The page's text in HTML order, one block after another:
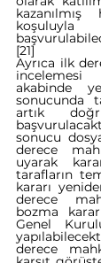
[21]
Ayrıca ilk
akabinde
sonucunda
artık
sonucu
derece
uyarak
tarafların
kararı
derece
bozma
Genel
derece